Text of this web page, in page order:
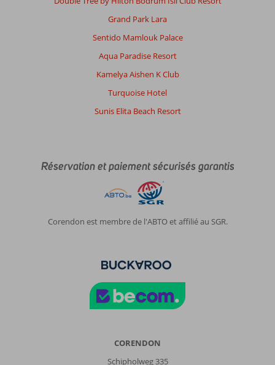
Grand Park Lara
Sentido Mamlouk Palace
Aqua Paradise Resort
Kamelya Aishen K Club
Turquoise Hotel
Sunis Elita Beach Resort
Réservation et paiement sécurisés garantis
Corendon est membre de l'ABTO et affilié au SGR.
CORENDON
Schipholweg 335